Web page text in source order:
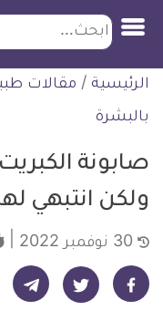
التخطي
للمحتوى
ابحث
الرئيسية / مقالات
بالبشرة
صابونة
ولكن انتبهي
شارك على فيسبوك - ديلي ميديكال انفو شارك على تويتر - ديلي ميديكال انفو شارك على تيليجرام - ديلي ميديكال انفو